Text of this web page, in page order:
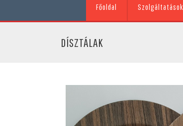
Főoldal Szolgáltatások
DÍSZTÁLAK